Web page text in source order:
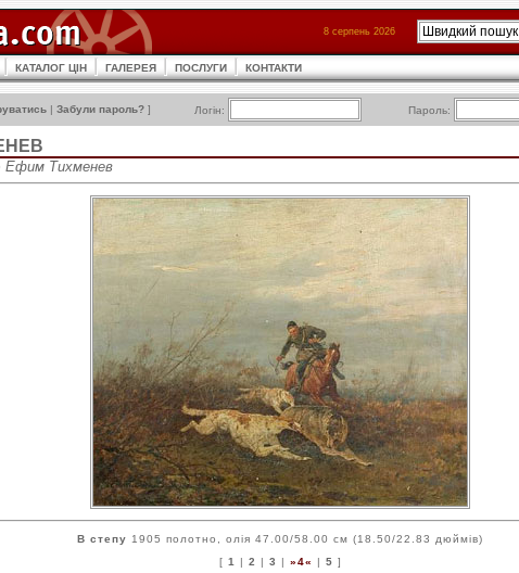
8 серпень 2026
КАТАЛОГ ЦІН ГАЛЕРЕЯ ПОСЛУГИ КОНТАКТИ
| Забули пароль? ] Логін: Пароль:
Ефим Тихменев
В степу 1905 полотно, олія 47.00/58.00 см (18.50/22.83 дюймів)
[ 1 | 2 | 3 | »4« | 5 ]